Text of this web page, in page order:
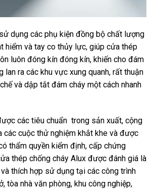
dụng các phụ kiện đồng bộ chất lượng
hiểm và tay co thủy lực, giúp cửa thép
luôn đóng kín đóng kín, khiến cho đám
lan ra các khu vực xung quanh, rất thuận
và dập tắt đám cháy một cách nhanh
các tiêu chuẩn trong sản xuất, cộng
các cuộc thử nghiệm khắt khe và được
thẩm quyền kiểm định, cấp chứng
thép chống cháy Alux được đánh giá là
thích hợp sử dụng tại các công trình
tòa nhà văn phòng, khu công nghiệp,